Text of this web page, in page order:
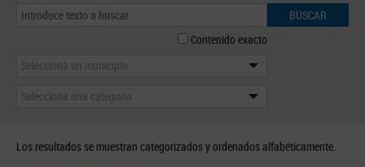
BUSCAR
Contenido exacto
Selecciona un municipio
Selecciona una categoría
Los resultados se muestran categorizados y ordenados alfabéticamente.